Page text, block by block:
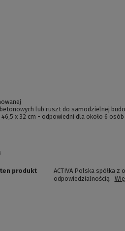
lub ruszt do samodzielnej
x 32 cm - odpowiedni dla około 6 osób
produkt
ACTIVA Polska spółka z
odpowiedzialnością